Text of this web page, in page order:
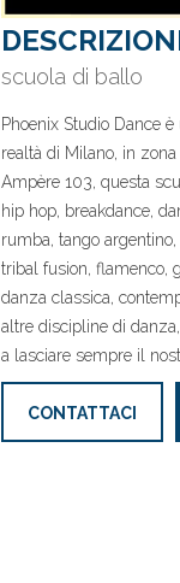
scuola di ballo
Phoenix Studio Dance
realtà di Milano, in
Ampère 103, questa
hip hop, breakdance,
rumba, tango
tribal fusion, flamenco,
danza classica,
altre discipline di
a lasciare sempre il
CONTATTACI